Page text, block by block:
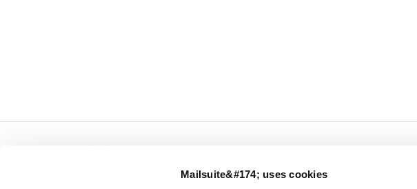
Mailsuite&#174; uses cookies